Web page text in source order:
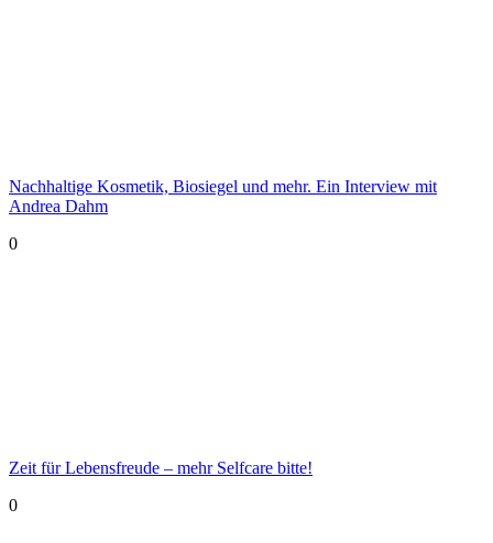
Nachhaltige Kosmetik, Biosiegel und mehr. Ein Interview mit
Andrea Dahm
0
Zeit für Lebensfreude – mehr Selfcare bitte!
0